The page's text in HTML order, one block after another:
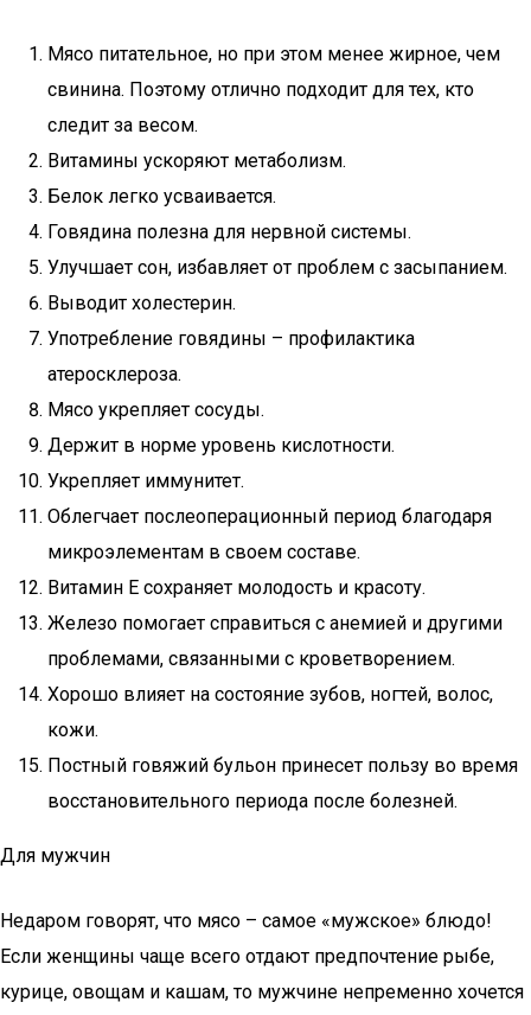
Мясо питательное, но при этом менее жирное, чем
свинина. Поэтому отлично подходит для тех, кто
следит за весом.
Витамины ускоряют метаболизм.
Белок легко усваивается.
Говядина полезна для нервной системы.
Улучшает сон, избавляет от проблем с засыпанием.
Выводит холестерин.
Употребление говядины – профилактика
атеросклероза.
Мясо укрепляет сосуды.
Держит в норме уровень кислотности.
Укрепляет иммунитет.
Облегчает послеоперационный период благодаря
микроэлементам в своем составе.
Витамин Е сохраняет молодость и красоту.
Железо помогает справиться с анемией и другими
проблемами, связанными с кроветворением.
Хорошо влияет на состояние зубов, ногтей, волос,
кожи.
Постный говяжий бульон принесет пользу во время
восстановительного периода после болезней.
Для мужчин
Недаром говорят, что мясо – самое «мужское» блюдо!
Если женщины чаще всего отдают предпочтение рыбе,
курице, овощам и кашам, то мужчине непременно хочется